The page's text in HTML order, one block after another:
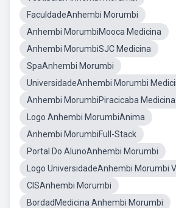
FaculdadeAnhembi Morumbi
Anhembi MorumbiMooca Medicina
Anhembi MorumbiSJC Medicina
SpaAnhembi Morumbi
UniversidadeAnhembi Morumbi
Anhembi MorumbiPiracicaba Medicina
Logo Anhembi MorumbiAnima
Anhembi MorumbiFull-Stack
Portal Do AlunoAnhembi Morumbi
Logo UniversidadeAnhembi Morumbi
CISAnhembi Morumbi
BordadMedicina Anhembi Morumbi